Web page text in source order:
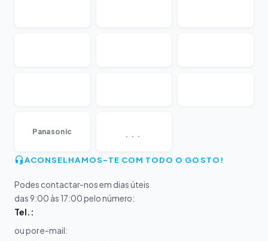
Panasonic ...
ACONSELHAMOS-TE COM TODO O GOSTO!
Podes contactar-nos em dias úteis
das 9:00 às 17:00 pelo número:
Tel.:
ou por e-mail: